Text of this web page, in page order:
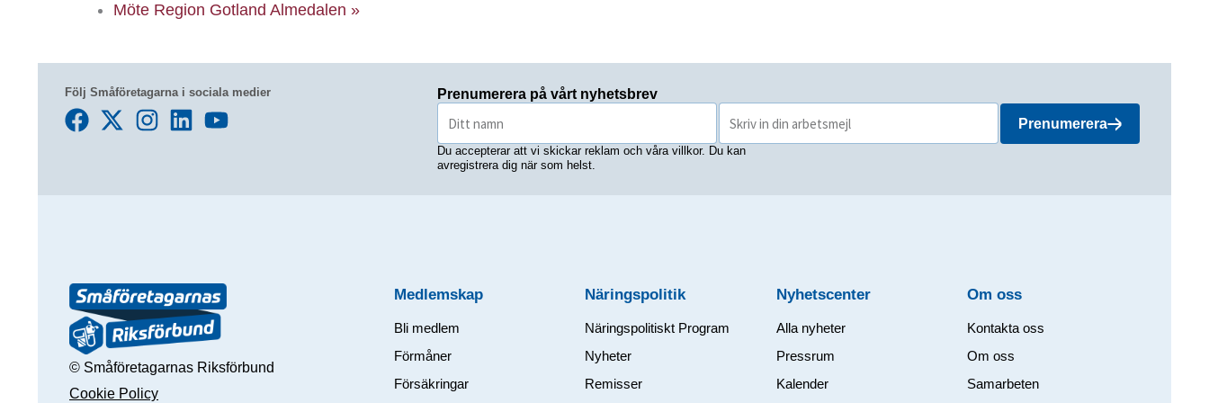
Möte Region Gotland Almedalen »
Följ Småföretagarna i sociala medier
Prenumerera på vårt nyhetsbrev
Prenumerera
Du accepterar att vi skickar reklam och våra villkor. Du kan
avregistrera dig när som helst.
© Småföretagarnas Riksförbund
Cookie Policy
Medlemskap
Bli medlem
Förmåner
Försäkringar
Näringspolitik
Näringspolitiskt Program
Nyheter
Remisser
Nyhetscenter
Alla nyheter
Pressrum
Kalender
Om oss​
Kontakta oss
Om oss
Samarbeten